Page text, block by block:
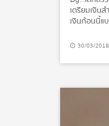
เตรียมเงิน
เงินก้อนนี้แบ
เป้าหมายก
ควรลงทุนใ
ตราสารหนี้
30/03/2018